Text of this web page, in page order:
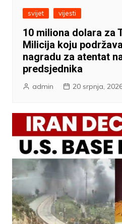
svijet vijesti
10 miliona dolara za
Milicija koju
nagradu za atentat
predsjednika
admin 20 srpnja,